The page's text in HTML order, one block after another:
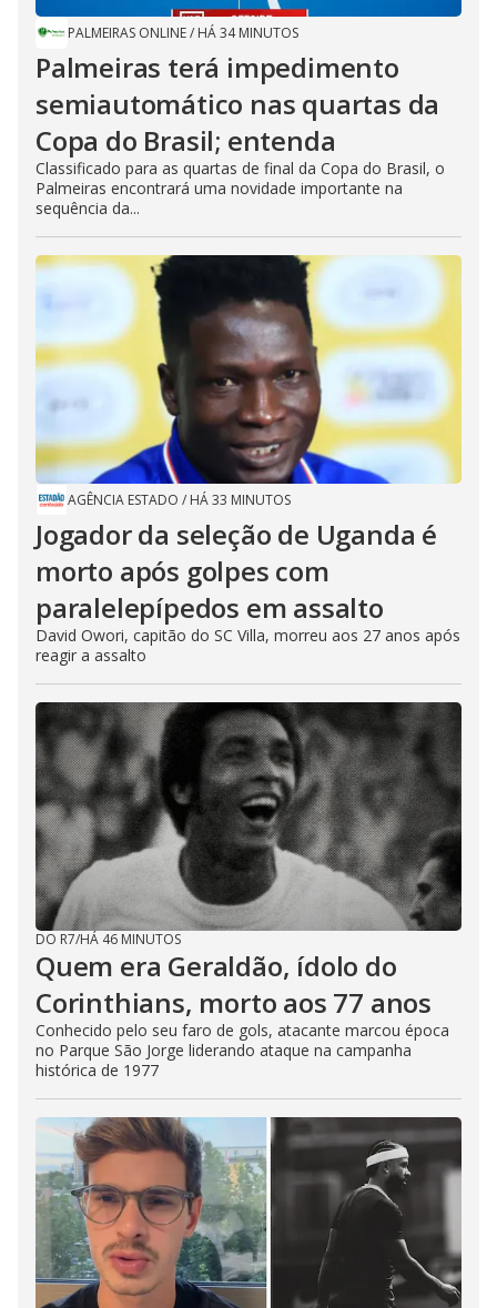
PALMEIRAS ONLINE/ HÁ 34 MINUTOS
Palmeiras terá impedimento
semiautomático nas quartas da
Copa do Brasil; entenda
Classificado para as quartas de final da Copa do Brasil, o
Palmeiras encontrará uma novidade importante na
sequência da...
AGÊNCIA ESTADO / HÁ 33 MINUTOS
Jogador da seleção de Uganda é
morto após golpes com
paralelepípedos em assalto
David Owori, capitão do SC Villa, morreu aos 27 anos após
reagir a assalto
DO R7/HÁ 46 MINUTOS
Quem era Geraldão, ídolo do
Corinthians, morto aos 77 anos
Conhecido pelo seu faro de gols, atacante marcou época
no Parque São Jorge liderando ataque na campanha
histórica de 1977